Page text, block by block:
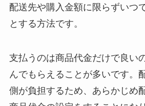
配送先や購入金額に限らずいつ
とする方法です。
支払うのは商品代金だけで良い
んでもらえることが多いです。
側が負担するため、あらかじめ